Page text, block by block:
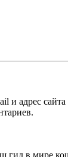
и адрес сайта